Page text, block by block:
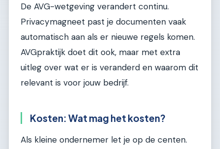
De AVG-wetgeving verandert continu.
Privacymagneet past je documenten vaak
automatisch aan als er nieuwe regels komen.
AVGpraktijk doet dit ook, maar met extra
uitleg over wat er is veranderd en waarom dit
relevant is voor jouw bedrijf.
Kosten: Wat mag het kosten?
Als kleine ondernemer let je op de centen.